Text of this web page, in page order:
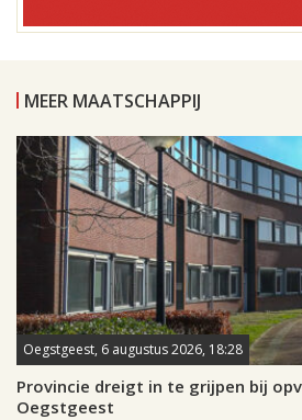
MEER MAATSCHAPPIJ
Oegstgeest, 6 augustus 2026, 18:28
Provincie dreigt in te grijpen bij
Oegstgeest